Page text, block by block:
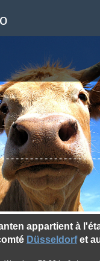
appartient à
Düsseldorfet